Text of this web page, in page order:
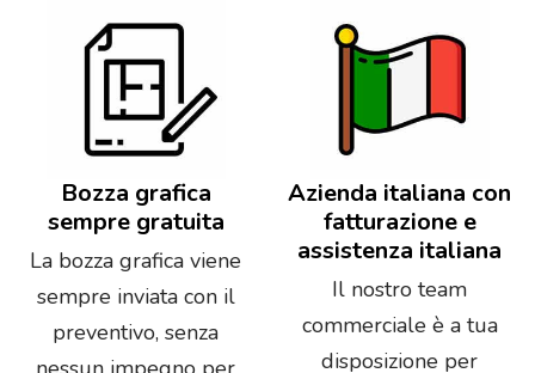
Bozza grafica
sempre gratuita
La bozza grafica viene
sempre inviata con il
preventivo, senza
Azienda italiana con
fatturazione e
assistenza italiana
Il nostro team
commerciale è a tua
disposizione per